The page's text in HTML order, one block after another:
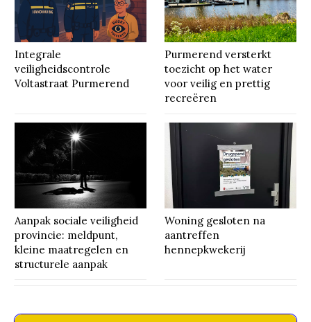
Integrale
veiligheidscontrole
Voltastraat Purmerend
Purmerend versterkt
toezicht op het water
voor veilig en prettig
recreëren
Aanpak sociale veiligheid
provincie: meldpunt,
kleine maatregelen en
structurele aanpak
Woning gesloten na
aantreffen
hennepkwekerij